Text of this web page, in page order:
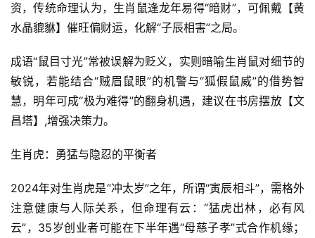
资，传统命理认为，生肖鼠逢龙年易得“暗财”，可佩戴【黄
水晶貔貅】催旺偏财运，化解“子辰相害”之局。
成语“鼠目寸光”常被误解为贬义，实则暗喻生肖鼠对细节的
敏锐，若能结合“贼眉鼠眼”的机警与“狐假鼠威”的借势智
慧，明年可成“极为难得”的翻身机遇，建议在书房摆放【文
昌塔】,增强决策力。
生肖虎：勇猛与隐忍的平衡者
2024年对生肖虎是“冲太岁”之年，所谓“寅辰相斗”，需格外
注意健康与人际关系，但命理有云：“猛虎出林，必有风
云”，35岁创业者可能在下半年遇“母慈子孝”式合作机缘；